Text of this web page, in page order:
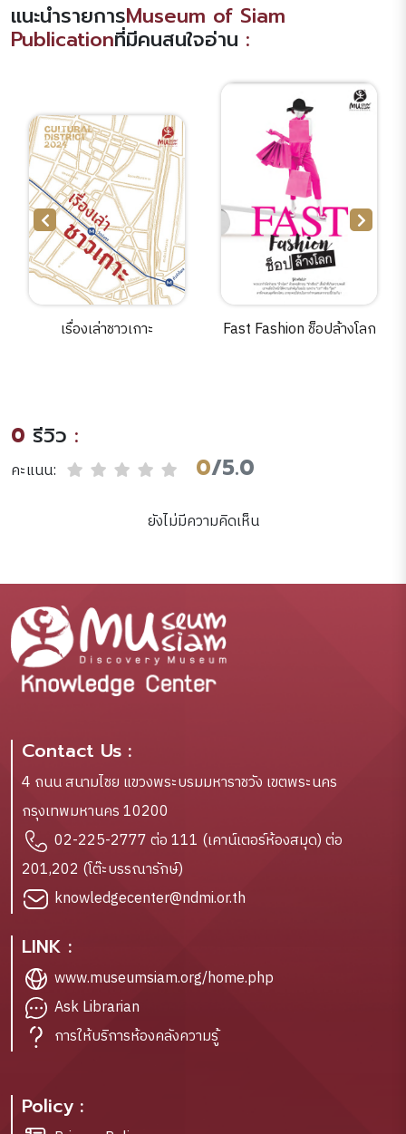
แนะนำรายการMuseum of Siam
Publicationที่มีคนสนใจอ่าน :
เรื่องเล่าชาวเกาะ Fast Fashion ช็อปล้างโลก
0 รีวิว :
คะแนน: 0/5.0
ยังไม่มีความคิดเห็น
Contact Us :
4 ถนน สนามไชย แขวงพระบรมมหาราชวัง เขตพระนคร
กรุงเทพมหานคร 10200
02-225-2777 ต่อ 111 (เคาน์เตอร์ห้องสมุด) ต่อ
201,202 (โต๊ะบรรณารักษ์)
knowledgecenter@ndmi.or.th
LINK :
www.museumsiam.org/home.php
Ask Librarian
การให้บริการห้องคลังความรู้
Policy :